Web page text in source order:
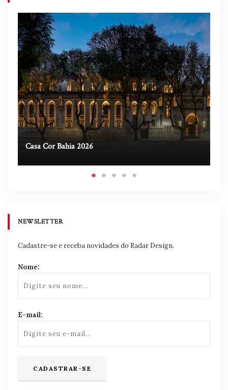
Casa Cor Bahia 2026
NEWSLETTER
Cadastre-se e receba novidades do Radar Design.
Nome:
E-mail: